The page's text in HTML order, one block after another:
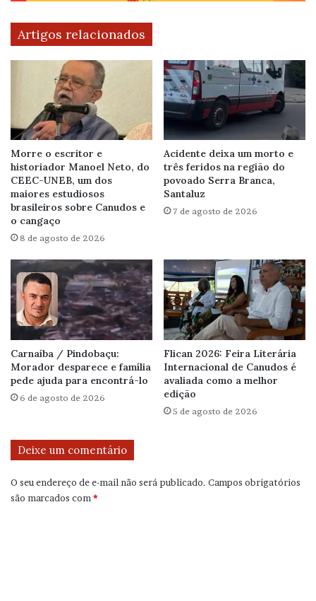
Artigos relacionados
Morre o escritor e
historiador Manoel Neto, do
CEEC-UNEB, um dos
maiores estudiosos
brasileiros sobre Canudos e
o cangaço
8 de agosto de 2026
Acidente deixa um morto e
três feridos na região do
povoado Serra Branca,
Santaluz
7 de agosto de 2026
Carnaíba / Pindobaçu:
Morador desparece e família
pede ajuda para encontrá-lo
6 de agosto de 2026
Flican 2026: Feira Literária
Internacional de Canudos é
avaliada como a melhor
edição
5 de agosto de 2026
Deixe um comentário
O seu endereço de e-mail não será publicado. Campos obrigatórios
são marcados com *